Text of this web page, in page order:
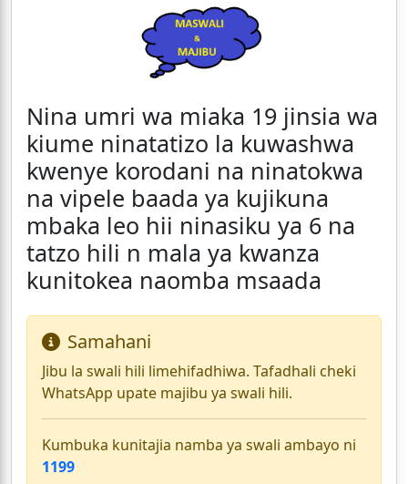
Nina umri wa miaka 19 jinsia wa
kiume ninatatizo la kuwashwa
kwenye korodani na ninatokwa
na vipele baada ya kujikuna
mbaka leo hii ninasiku ya 6 na
tatzo hili n mala ya kwanza
kunitokea naomba msaada
Samahani
Jibu la swali hili limehifadhiwa. Tafadhali cheki
WhatsApp upate majibu ya swali hili.
Kumbuka kunitajia namba ya swali ambayo ni
1199